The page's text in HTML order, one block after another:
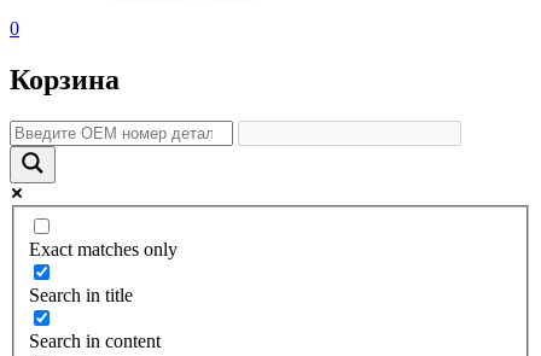
0
Корзина
Exact matches only
Search in title
Search in content